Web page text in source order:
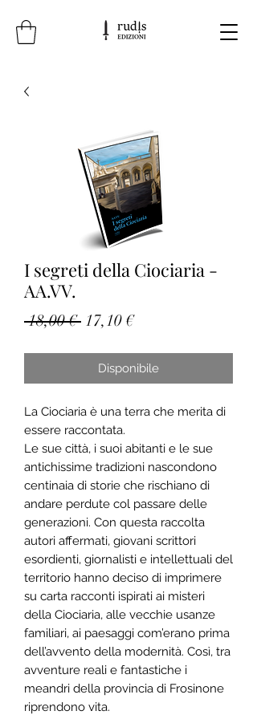
I segreti della Ciociaria -
AA.VV.
18,00 € Prezzo
17,10 €Prezzo
Disponibile
La Ciociaria è una terra che merita di
essere raccontata.
Le sue città, i suoi abitanti e le sue
antichissime tradizioni nascondono
centinaia di storie che rischiano di
andare perdute col passare delle
generazioni. Con questa raccolta
autori affermati, giovani scrittori
esordienti, giornalisti e intellettuali del
territorio hanno deciso di imprimere
su carta racconti ispirati ai misteri
della Ciociaria, alle vecchie usanze
familiari, ai paesaggi com’erano prima
dell’avvento della modernità. Così, tra
avventure reali e fantastiche i
meandri della provincia di Frosinone
riprendono vita.